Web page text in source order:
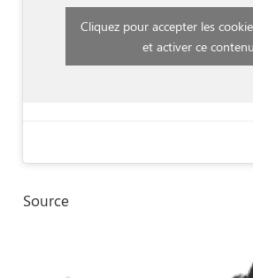
Cliquez pour accepter les
et activer ce contenu
Source